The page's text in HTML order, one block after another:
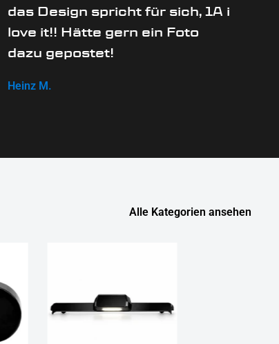
das Design spricht für sich, 1A i
love it!! Hätte gern ein Foto
dazu gepostet!
Heinz M.
Alle Kategorien ansehen